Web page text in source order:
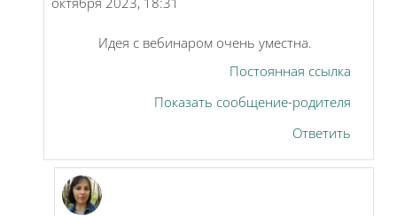
Идея с вебинаром очень уместна.
Постоянная ссылка
Показать сообщение-родителя
Ответить